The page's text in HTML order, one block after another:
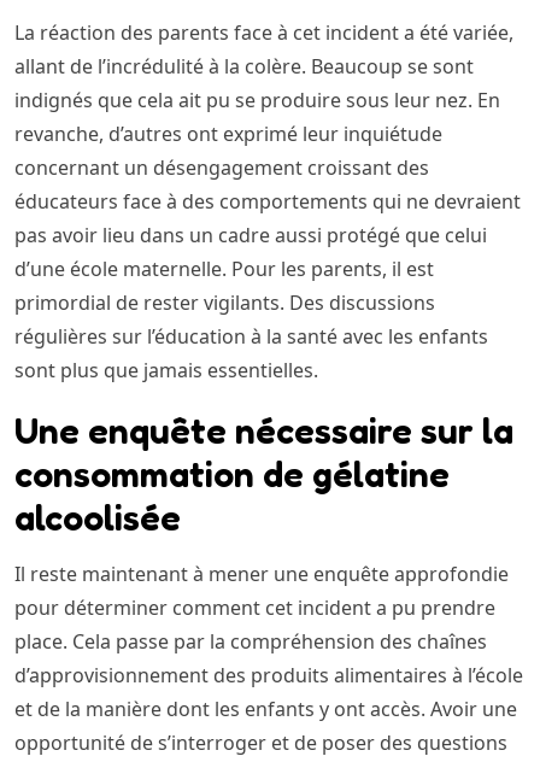
La réaction des parents face à cet incident a été variée,
allant de l’incrédulité à la colère. Beaucoup se sont
indignés que cela ait pu se produire sous leur nez. En
revanche, d’autres ont exprimé leur inquiétude
concernant un désengagement croissant des
éducateurs face à des comportements qui ne devraient
pas avoir lieu dans un cadre aussi protégé que celui
d’une école maternelle. Pour les parents, il est
primordial de rester vigilants. Des discussions
régulières sur l’éducation à la santé avec les enfants
sont plus que jamais essentielles.
Une enquête nécessaire sur la
consommation de gélatine
alcoolisée
Il reste maintenant à mener une enquête approfondie
pour déterminer comment cet incident a pu prendre
place. Cela passe par la compréhension des chaînes
d’approvisionnement des produits alimentaires à l’école
et de la manière dont les enfants y ont accès. Avoir une
opportunité de s’interroger et de poser des questions